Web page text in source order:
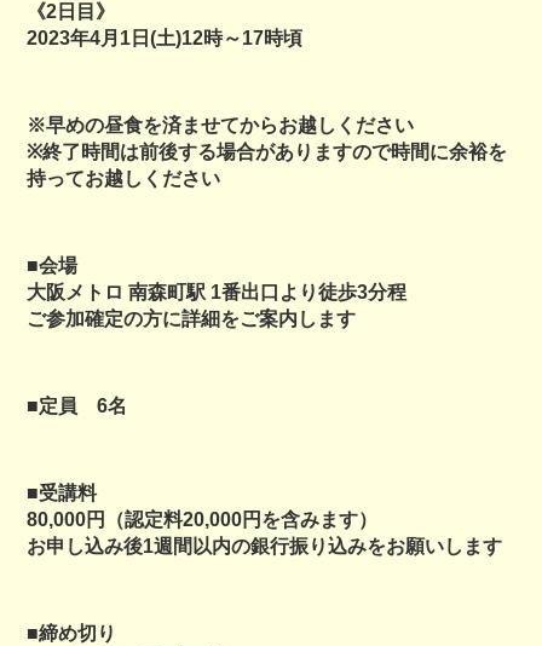
《2日目》
2023年4月1日(土)12時～17時頃
※早めの昼食を済ませてからお越しください
※終了時間は前後する場合がありますので時間に余裕を
持ってお越しください
■会場
大阪メトロ 南森町駅 1番出口より徒歩3分程
ご参加確定の方に詳細をご案内します
■定員 6名
■受講料
80,000円（認定料20,000円を含みます）
お申し込み後1週間以内の銀行振り込みをお願いします
■締め切り